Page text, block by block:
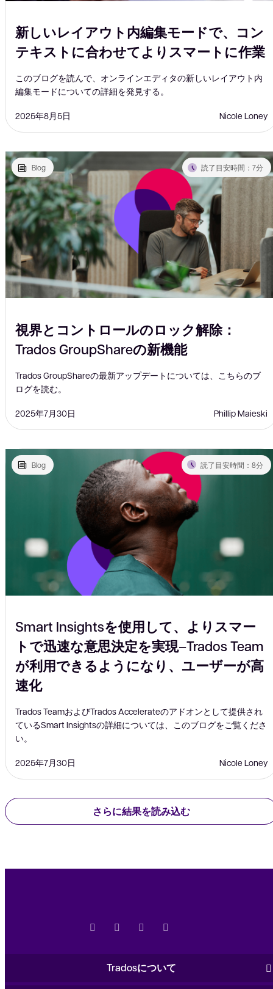
新しいレイアウト内編集モードで、コン
テキストに合わせてよりスマートに作業
このブログを読んで、オンラインエディタの新しいレイアウト内
編集モードについての詳細を発見する。
2025年8月5日 Nicole Loney
Blog 読了目安時間：7分
視界とコントロールのロック解除：
Trados GroupShareの新機能
Trados GroupShareの最新アップデートについては、こちらのブ
ログを読む。
2025年7月30日 Phillip Maieski
Blog 読了目安時間：8分
Smart Insightsを使用して、よりスマー
トで迅速な意思決定を実現–Trados Team
が利用できるようになり、ユーザーが高
速化
Trados TeamおよびTrados Accelerateのアドオンとして提供され
ているSmart Insightsの詳細については、このブログをご覧くださ
い。
2025年7月30日 Nicole Loney
さらに結果を読み込む
Tradosについて